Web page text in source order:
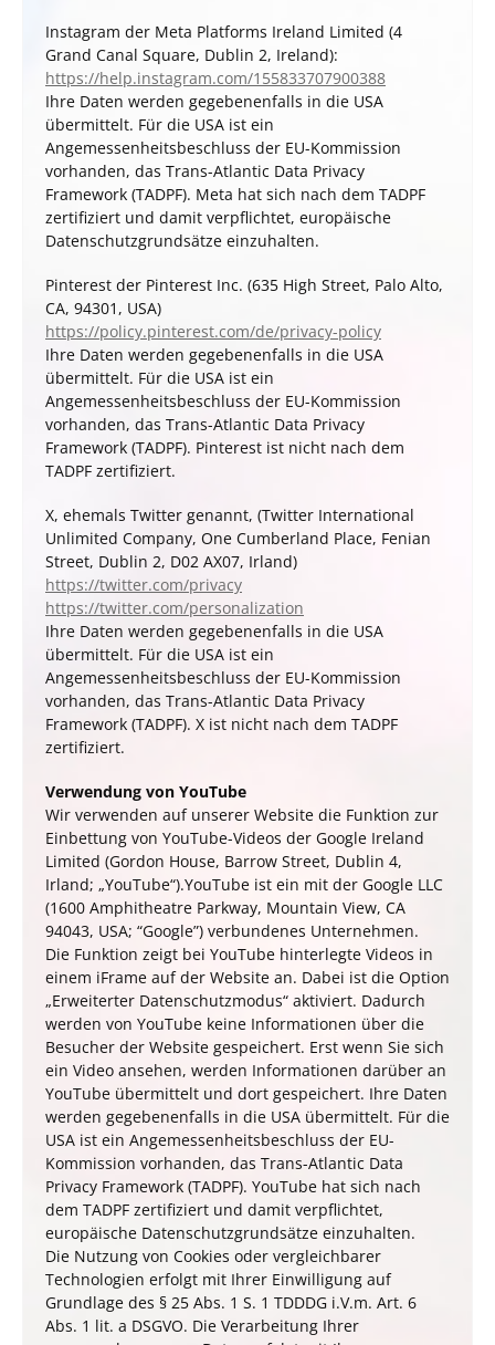
Instagram der Meta Platforms Ireland Limited (4
Grand Canal Square, Dublin 2, Ireland):
https://help.instagram.com/155833707900388
Ihre Daten werden gegebenenfalls in die USA
übermittelt. Für die USA ist ein
Angemessenheitsbeschluss der EU-Kommission
vorhanden, das Trans-Atlantic Data Privacy
Framework (TADPF). Meta hat sich nach dem TADPF
zertifiziert und damit verpflichtet, europäische
Datenschutzgrundsätze einzuhalten.
Pinterest der Pinterest Inc. (635 High Street, Palo Alto,
CA, 94301, USA)
https://policy.pinterest.com/de/privacy-policy
Ihre Daten werden gegebenenfalls in die USA
übermittelt. Für die USA ist ein
Angemessenheitsbeschluss der EU-Kommission
vorhanden, das Trans-Atlantic Data Privacy
Framework (TADPF). Pinterest ist nicht nach dem
TADPF zertifiziert.
X, ehemals Twitter genannt, (Twitter International
Unlimited Company, One Cumberland Place, Fenian
Street, Dublin 2, D02 AX07, Irland)
https://twitter.com/privacy
https://twitter.com/personalization
Ihre Daten werden gegebenenfalls in die USA
übermittelt. Für die USA ist ein
Angemessenheitsbeschluss der EU-Kommission
vorhanden, das Trans-Atlantic Data Privacy
Framework (TADPF). X ist nicht nach dem TADPF
zertifiziert.
Verwendung von YouTube
Wir verwenden auf unserer Website die Funktion zur
Einbettung von YouTube-Videos der Google Ireland
Limited (Gordon House, Barrow Street, Dublin 4,
Irland; „YouTube“).YouTube ist ein mit der Google LLC
(1600 Amphitheatre Parkway, Mountain View, CA
94043, USA; “Google”) verbundenes Unternehmen.
Die Funktion zeigt bei YouTube hinterlegte Videos in
einem iFrame auf der Website an. Dabei ist die Option
„Erweiterter Datenschutzmodus“ aktiviert. Dadurch
werden von YouTube keine Informationen über die
Besucher der Website gespeichert. Erst wenn Sie sich
ein Video ansehen, werden Informationen darüber an
YouTube übermittelt und dort gespeichert. Ihre Daten
werden gegebenenfalls in die USA übermittelt. Für die
USA ist ein Angemessenheitsbeschluss der EU-
Kommission vorhanden, das Trans-Atlantic Data
Privacy Framework (TADPF). YouTube hat sich nach
dem TADPF zertifiziert und damit verpflichtet,
europäische Datenschutzgrundsätze einzuhalten.
Die Nutzung von Cookies oder vergleichbarer
Technologien erfolgt mit Ihrer Einwilligung auf
Grundlage des § 25 Abs. 1 S. 1 TDDDG i.V.m. Art. 6
Abs. 1 lit. a DSGVO. Die Verarbeitung Ihrer